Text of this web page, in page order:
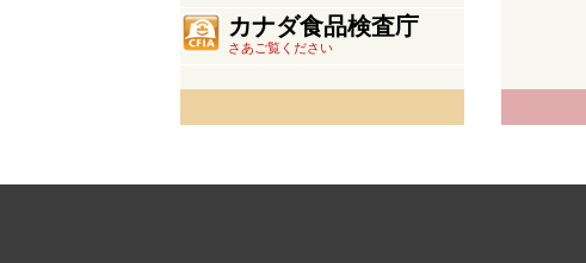
カナダ食品検査庁
さあご覧ください